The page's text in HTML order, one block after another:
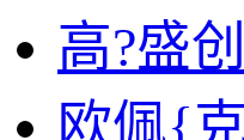
高?盛
欧佩{